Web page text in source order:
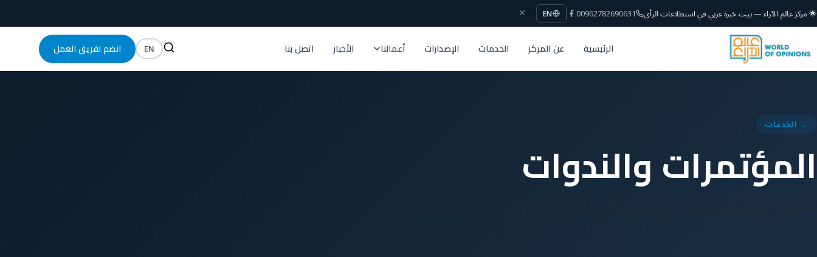
🌟 مركز عالم الآراء — بيت خبرة عربي في استطلاعات الرأي 00962782690631
EN
الرئيسية عن المركز الخدمات الإصدارات أعمالنا الأخبار اتصل بنا EN انضم لفريق العمل
← الخدمات
المؤتمرات والندوات